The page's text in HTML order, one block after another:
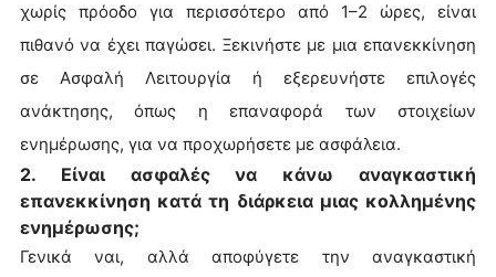
χωρίς πρόοδο για περισσότερο από 1–2 ώρες, είναι
πιθανό να έχει παγώσει. Ξεκινήστε με μια επανεκκίνηση
σε Ασφαλή Λειτουργία ή εξερευνήστε επιλογές
ανάκτησης, όπως η επαναφορά των στοιχείων
ενημέρωσης, για να προχωρήσετε με ασφάλεια.
2. Είναι ασφαλές να κάνω αναγκαστική
επανεκκίνηση κατά τη διάρκεια μιας κολλημένης
ενημέρωσης;
Γενικά ναι, αλλά αποφύγετε την αναγκαστική